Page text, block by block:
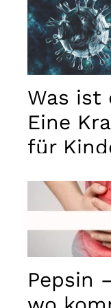
Was ist
Eine
für
Pepsin